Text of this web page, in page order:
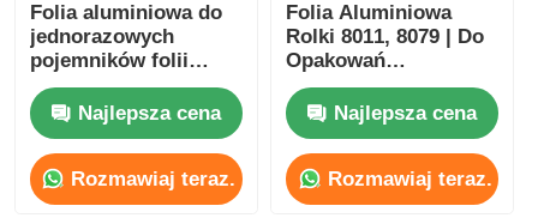
Folia aluminiowa do
jednorazowych
pojemników folii
aluminiowej. Dla tac z
jedzeniem, patelni i
opakowań do
jedzenia. Szeroki
zakres temperatur i
odporny na łzy.
Najlepsza cena
Rozmawiaj teraz.
Folia Aluminiowa
Rolki 8011, 8079 | Do
Opakowań
Farmaceutycznych,
Folii Medycznej i Folii
Barierowej dla
Żywności |
Konfigurowalne |
Yongsheng
Najlepsza cena
Rozmawiaj teraz.